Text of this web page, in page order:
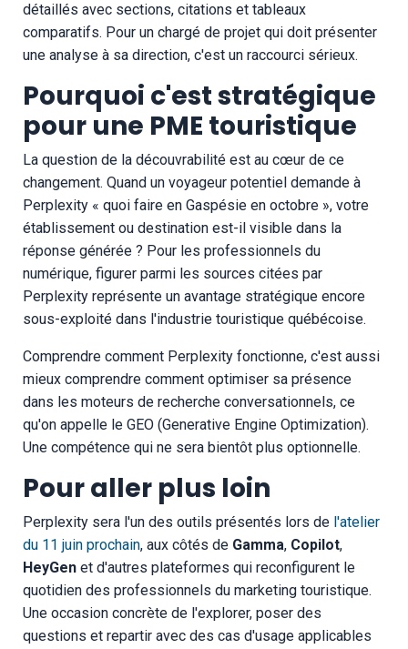
détaillés avec sections, citations et tableaux
comparatifs. Pour un chargé de projet qui doit présenter
une analyse à sa direction, c'est un raccourci sérieux.
Pourquoi c'est stratégique
pour une PME touristique
La question de la découvrabilité est au cœur de ce
changement. Quand un voyageur potentiel demande à
Perplexity « quoi faire en Gaspésie en octobre », votre
établissement ou destination est-il visible dans la
réponse générée ? Pour les professionnels du
numérique, figurer parmi les sources citées par
Perplexity représente un avantage stratégique encore
sous-exploité dans l'industrie touristique québécoise.
Comprendre comment Perplexity fonctionne, c'est aussi
mieux comprendre comment optimiser sa présence
dans les moteurs de recherche conversationnels, ce
qu'on appelle le GEO (Generative Engine Optimization).
Une compétence qui ne sera bientôt plus optionnelle.
Pour aller plus loin
Perplexity sera l'un des outils présentés lors de l'atelier
du 11 juin prochain, aux côtés de Gamma, Copilot,
HeyGen et d'autres plateformes qui reconfigurent le
quotidien des professionnels du marketing touristique.
Une occasion concrète de l'explorer, poser des
questions et repartir avec des cas d'usage applicables